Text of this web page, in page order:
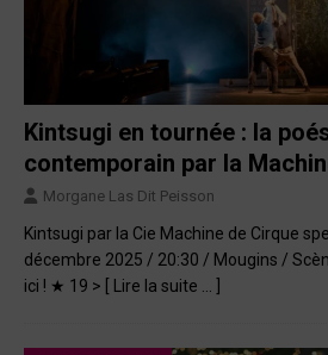
Kintsugi en tournée : la
contemporain par la
Morgane Las Dit Peisson
Kintsugi par la Cie Machine de Cirque
décembre 2025 / 20:30 / Mougins /
ici ! ★ 19 >
[ Lire la suite … ]